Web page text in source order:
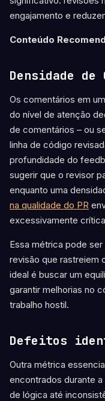
engajamento e
Conteúdo
Densidade de
Os comentários em
do nível de atenção
de comentários – ou
linha de código
profundidade do
sugerir que o revisor
enquanto uma
na qualidade do PR
excessivamente
Essa métrica pode
revisão que rastreiem
ideal é buscar um
garantir melhorias no
trabalho hostil.
Defeitos
Outra métrica
encontrados durante
de lógica até